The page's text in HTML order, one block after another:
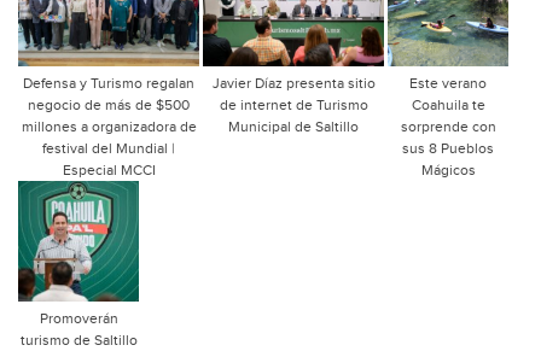
Defensa y Turismo regalan
negocio de más de $500
millones a organizadora de
festival del Mundial |
Especial MCCI
Javier Díaz presenta sitio
de internet de Turismo
Municipal de Saltillo
Este verano
Coahuila te
sorprende con
sus 8 Pueblos
Mágicos
Promoverán
turismo de Saltillo